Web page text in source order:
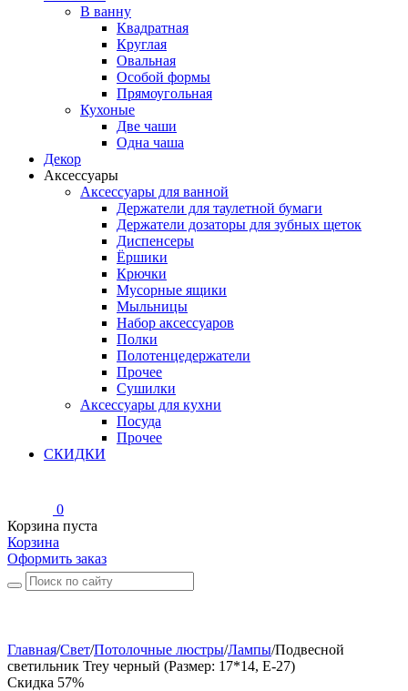
В ванну
Квадратная
Круглая
Овальная
Особой формы
Прямоугольная
Кухоные
Две чаши
Одна чаша
Декор
Аксессуары
Аксессуары для ванной
Держатели для таулетной бумаги
Держатели дозаторы для зубных щеток
Диспенсеры
Ёршики
Крючки
Мусорные ящики
Мыльницы
Набор аксессуаров
Полки
Полотенцедержатели
Прочее
Сушилки
Аксессуары для кухни
Посуда
Прочее
СКИДКИ
0
Корзина пуста
Корзина
Оформить заказ
Главная/Свет/Потолочные люстры/Лампы/Подвесной
светильник Trey черный (Размер: 17*14, Е-27)
Скидка 57%